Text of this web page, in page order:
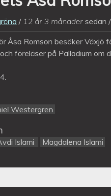
12 år 3 månader sedan
Åsa Romson besöker Växjö
föreläser på Palladium
Westergren
Islami Magdalena Islami